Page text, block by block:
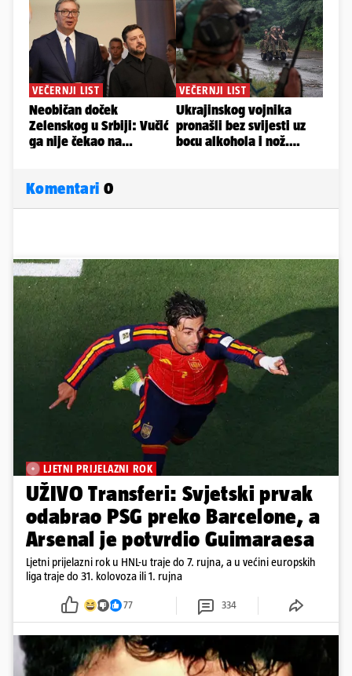
Komentari 0
LJETNI PRIJELAZNI ROK
UŽIVO Transferi: Svjetski prvak
odabrao PSG preko Barcelone, a
Arsenal je potvrdio Guimaraesa
Ljetni prijelazni rok u HNL-u traje do 7. rujna, a u većini europskih
liga traje do 31. kolovoza ili 1. rujna
77 334